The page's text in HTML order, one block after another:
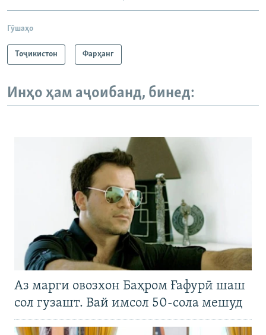
Гӯшаҳо
Тоҷикистон Фарҳанг
Инҳо ҳам аҷоибанд, бинед:
Аз марги овозхон Баҳром Ғафурӣ шаш
сол гузашт. Вай имсол 50-сола мешуд